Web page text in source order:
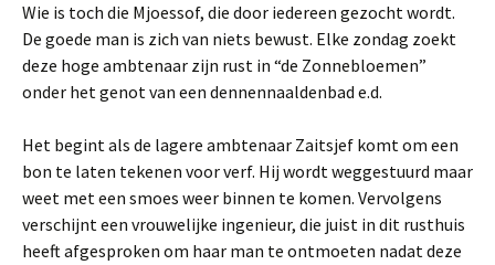
Wie is toch die Mjoessof, die door iedereen gezocht wordt.
De goede man is zich van niets bewust. Elke zondag zoekt
deze hoge ambtenaar zijn rust in “de Zonnebloemen”
onder het genot van een dennennaaldenbad e.d.
Het begint als de lagere ambtenaar Zaitsjef komt om een
bon te laten tekenen voor verf. Hij wordt weggestuurd maar
weet met een smoes weer binnen te komen. Vervolgens
verschijnt een vrouwelijke ingenieur, die juist in dit rusthuis
heeft afgesproken om haar man te ontmoeten nadat deze